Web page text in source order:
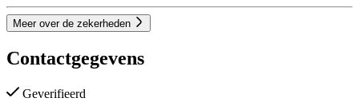
Meer over de zekerheden
Contactgegevens
Geverifieerd